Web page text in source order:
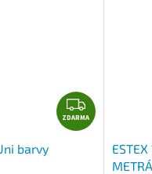
Z
D
ZDARMA
barvy